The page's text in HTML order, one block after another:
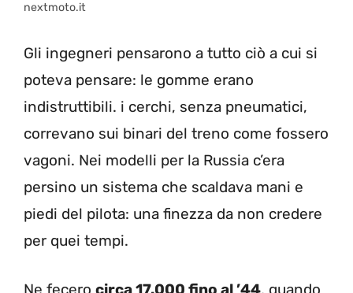
nextmoto.it
Gli ingegneri pensarono a tutto ciò a cui si
poteva pensare: le gomme erano
indistruttibili. i cerchi, senza pneumatici,
correvano sui binari del treno come fossero
vagoni. Nei modelli per la Russia c’era
persino un sistema che scaldava mani e
piedi del pilota: una finezza da non credere
per quei tempi.